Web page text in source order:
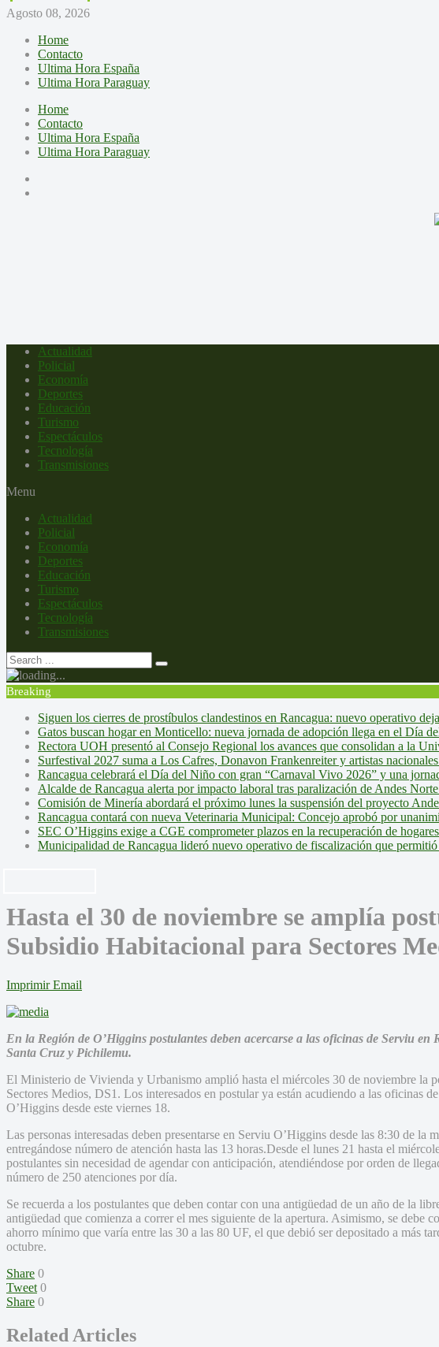
Agosto 08, 2026
Home
Contacto
Ultima Hora España
Ultima Hora Paraguay
Home
Contacto
Ultima Hora España
Ultima Hora Paraguay
Actualidad
Policial
Economía
Deportes
Educación
Turismo
Espectáculos
Tecnología
Transmisiones
Menu
Actualidad
Policial
Economía
Deportes
Educación
Turismo
Espectáculos
Tecnología
Transmisiones
Breaking
Siguen los cierres de prostíbulos clandestinos en Rancagua: nuevo operativo
Gatos buscan hogar en Monticello: nueva jornada de adopción llega en el Día
Rectora UOH presentó al Consejo Regional los avances que consolidan a la
Surfestival 2027 suma a Los Cafres, Donavon Frankenreiter y artistas
Rancagua celebrará el Día del Niño con gran “Carnaval Vivo 2026” y una
Alcalde de Rancagua alerta por impacto laboral tras paralización de Andes
Comisión de Minería abordará el próximo lunes la suspensión del proyecto
Rancagua contará con nueva Veterinaria Municipal: Concejo aprobó por
SEC O’Higgins exige a CGE comprometer plazos en la recuperación de
Municipalidad de Rancagua lideró nuevo operativo de fiscalización que
Hasta el 30 de noviembre se amplía
Subsidio Habitacional para Sectores
Imprimir Email
En la Región de O’Higgins postulantes deben acercarse a las oficinas de Serviu en
Santa Cruz y Pichilemu.
El Ministerio de Vivienda y Urbanismo amplió hasta el miércoles 30 de noviembre la
Sectores Medios, DS1. Los interesados en postular ya están acudiendo a las oficinas
O’Higgins desde este viernes 18.
Las personas interesadas deben presentarse en Serviu O’Higgins desde las 8:30 de la
entregándose número de atención hasta las 13 horas.Desde el lunes 21 hasta el
postulantes sin necesidad de agendar con anticipación, atendiéndose por orden de
número de 250 atenciones por día.
Se recuerda a los postulantes que deben contar con una antigüedad de un año de la
antigüedad que comienza a correr el mes siguiente de la apertura. Asimismo, se debe
ahorro mínimo que varía entre las 30 a las 80 UF, el que debió ser depositado a más
octubre.
Share 0
Tweet 0
Share 0
Related Articles